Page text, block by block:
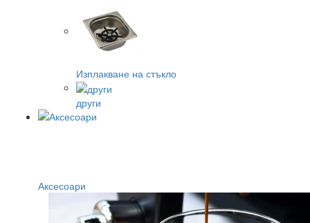
Изплакване на стъкло
други
Аксесоари